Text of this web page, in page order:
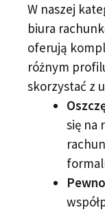
W naszej
biura
oferują
różnym
skorzystać z
się na